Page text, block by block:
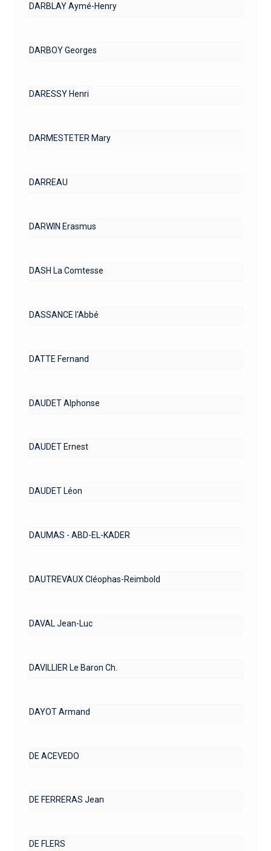
DARBLAY Aymé-Henry
DARBOY Georges
DARESSY Henri
DARMESTETER Mary
DARREAU
DARWIN Erasmus
DASH La Comtesse
DASSANCE l'Abbé
DATTE Fernand
DAUDET Alphonse
DAUDET Ernest
DAUDET Léon
DAUMAS - ABD-EL-KADER
DAUTREVAUX Cléophas-Reimbold
DAVAL Jean-Luc
DAVILLIER Le Baron Ch.
DAYOT Armand
DE ACEVEDO
DE FERRERAS Jean
DE FLERS